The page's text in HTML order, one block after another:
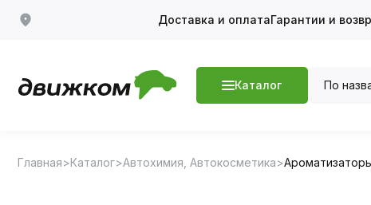
Доставка и оплатаГарантии и
Каталог По
Главная Каталог Автохимия, Автокосметика